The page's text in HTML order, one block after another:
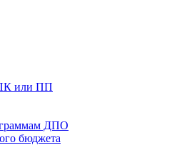
ПК или ПП
ДПО
бюджета